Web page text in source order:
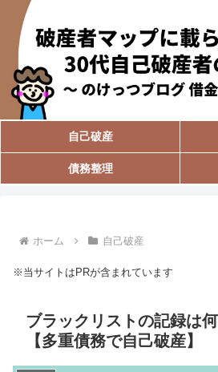
自己破産
債務整理
ホーム 自己破産
※当サイトはPRが含まれています
ブラックリストの記録は
【多重債務で自己破産】